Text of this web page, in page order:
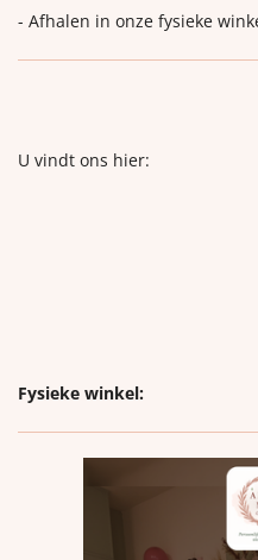
- Afhalen in onze fysieke
U vindt ons hier:
Fysieke winkel: